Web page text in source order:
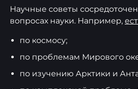
Научные советы
вопросах науки. Например,
по космосу;
по проблемам Мирового
по изучению Арктики и